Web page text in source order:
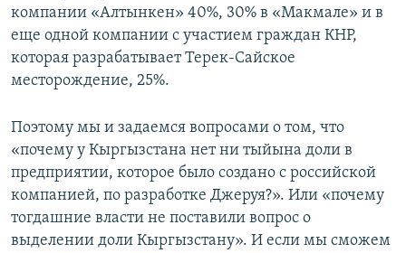
компании «Алтынкен» 40%, 30% в «Макмале» и в
еще одной компании с участием граждан КНР,
которая разрабатывает Терек-Сайское
месторождение, 25%.
Поэтому мы и задаемся вопросами о том, что
«почему у Кыргызстана нет ни тыйына доли в
предприятии, которое было создано с российской
компанией, по разработке Джеруя?». Или «почему
тогдашние власти не поставили вопрос о
выделении доли Кыргызстану». И если мы сможем